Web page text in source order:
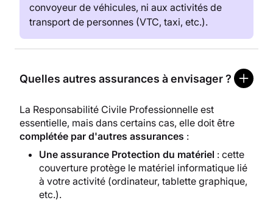
convoyeur de véhicules, ni aux activités de
transport de personnes (VTC, taxi, etc.).
Quelles autres assurances à envisager ?
La Responsabilité Civile Professionnelle est
essentielle, mais dans certains cas, elle doit être
complétée par d'autres assurances :
Une assurance Protection du matériel : cette
couverture protège le matériel informatique lié
à votre activité (ordinateur, tablette graphique,
etc.).